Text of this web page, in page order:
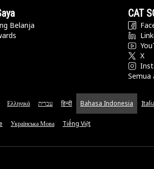
Belanja
CAT
X
Semua
Ελληνικά עברית हिन्दी Bahasa Indonesia
Українська Мова Tiếng Việt